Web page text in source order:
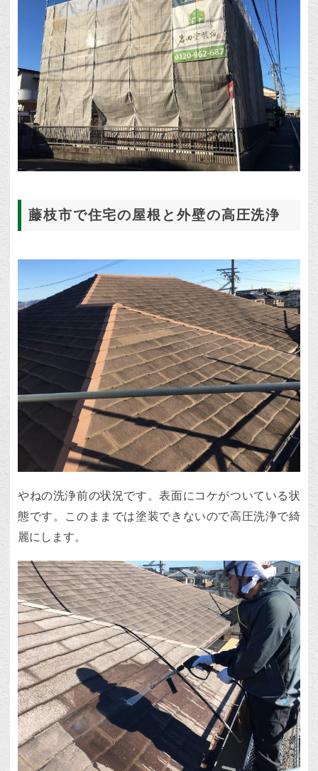
藤枝市で住宅の屋根と外壁の高圧洗浄
やねの洗浄前の状況です。表面にコケがついている状
態です。このままでは塗装できないので高圧洗浄で綺
麗にします。